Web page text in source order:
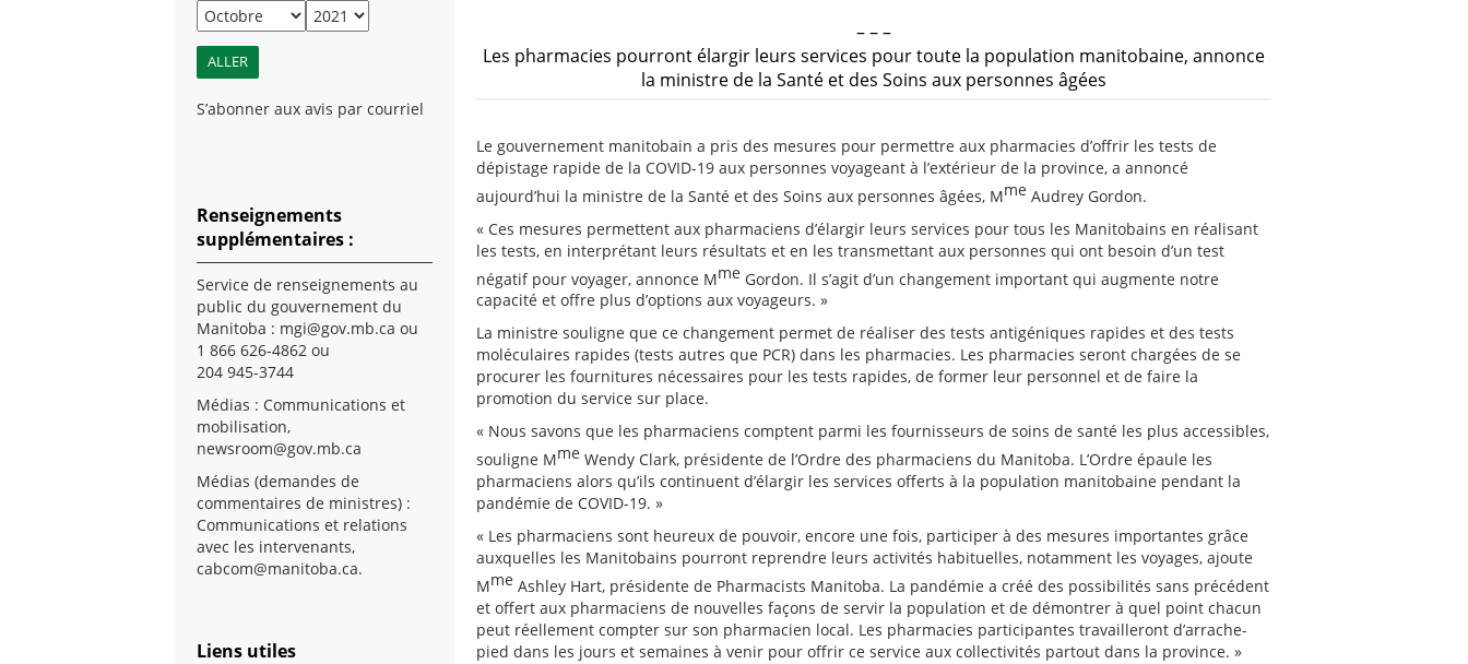
– – –
Les pharmacies pourront élargir leurs services pour toute la population manitobaine, annonce
la ministre de la Santé et des Soins aux personnes âgées
Le gouvernement manitobain a pris des mesures pour permettre aux pharmacies d’offrir les tests de
dépistage rapide de la COVID-19 aux personnes voyageant à l’extérieur de la province, a annoncé
aujourd’hui la ministre de la Santé et des Soins aux personnes âgées, Mme Audrey Gordon.
« Ces mesures permettent aux pharmaciens d’élargir leurs services pour tous les Manitobains en réalisant
les tests, en interprétant leurs résultats et en les transmettant aux personnes qui ont besoin d’un test
négatif pour voyager, annonce Mme Gordon. Il s’agit d’un changement important qui augmente notre
capacité et offre plus d’options aux voyageurs. »
La ministre souligne que ce changement permet de réaliser des tests antigéniques rapides et des tests
moléculaires rapides (tests autres que PCR) dans les pharmacies. Les pharmacies seront chargées de se
procurer les fournitures nécessaires pour les tests rapides, de former leur personnel et de faire la
promotion du service sur place.
« Nous savons que les pharmaciens comptent parmi les fournisseurs de soins de santé les plus accessibles,
souligne Mme Wendy Clark, présidente de l’Ordre des pharmaciens du Manitoba. L’Ordre épaule les
pharmaciens alors qu’ils continuent d’élargir les services offerts à la population manitobaine pendant la
pandémie de COVID-19. »
« Les pharmaciens sont heureux de pouvoir, encore une fois, participer à des mesures importantes grâce
auxquelles les Manitobains pourront reprendre leurs activités habituelles, notamment les voyages, ajoute
Mme Ashley Hart, présidente de Pharmacists Manitoba. La pandémie a créé des possibilités sans précédent
et offert aux pharmaciens de nouvelles façons de servir la population et de démontrer à quel point chacun
peut réellement compter sur son pharmacien local. Les pharmacies participantes travailleront d’arrache-
pied dans les jours et semaines à venir pour offrir ce service aux collectivités partout dans la province. »
S’abonner aux avis par courriel
Renseignements
supplémentaires :
Service de renseignements au
public du gouvernement du
Manitoba : mgi@gov.mb.ca ou
1 866 626-4862 ou
204 945-3744
Médias : Communications et
mobilisation,
newsroom@gov.mb.ca
Médias (demandes de
commentaires de ministres) :
Communications et relations
avec les intervenants,
cabcom@manitoba.ca.
Liens utiles